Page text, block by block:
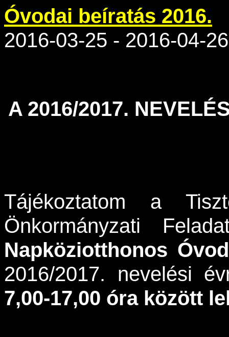
Óvodai beíratás 2016.
2016-03-25 - 2016-04-26
A 2016/2017.
Tájékoztatom a
Önkormányzati
Napköziotthonos
2016/2017. nevelési
7,00-17,00 óra között